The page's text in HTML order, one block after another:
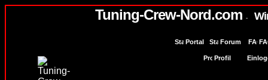
Tuning-Crew-Nord.com -
Portal Forum
Profil